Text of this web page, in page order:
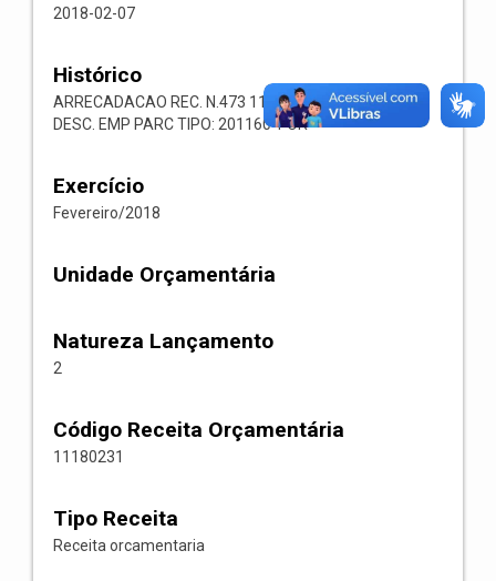
2018-02-07
Histórico
ARRECADACAO REC. N.473 1118.02.3.1.00 RECEITA
DESC. EMP PARC TIPO: 201160 1 OR
Exercício
Fevereiro/2018
Unidade Orçamentária
Natureza Lançamento
2
Código Receita Orçamentária
11180231
Tipo Receita
Receita orcamentaria